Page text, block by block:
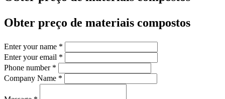
Obter preço de materiais compostos
Enter your name *
Enter your email *
Phone number *
Company Name *